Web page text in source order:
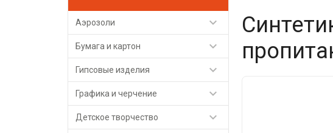
Аэрозоли 
Бумага и картон 
Гипсовые изделия 
Графика и черчение 
Детское творчество 